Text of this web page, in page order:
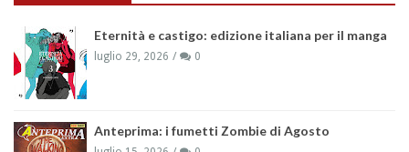
Eternità e castigo: edizione italiana per il manga
luglio 29, 2026 0
Anteprima: i fumetti Zombie di Agosto